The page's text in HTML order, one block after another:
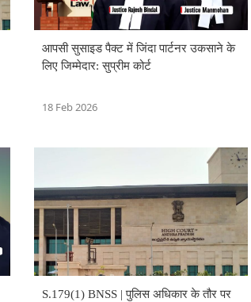
आपसी सुसाइड पैक्ट में जिंदा पार्टनर उकसाने के
लिए जिम्मेदार: सुप्रीम कोर्ट
18 Feb 2026
S.179(1) BNSS | पुलिस अधिकार के तौर पर